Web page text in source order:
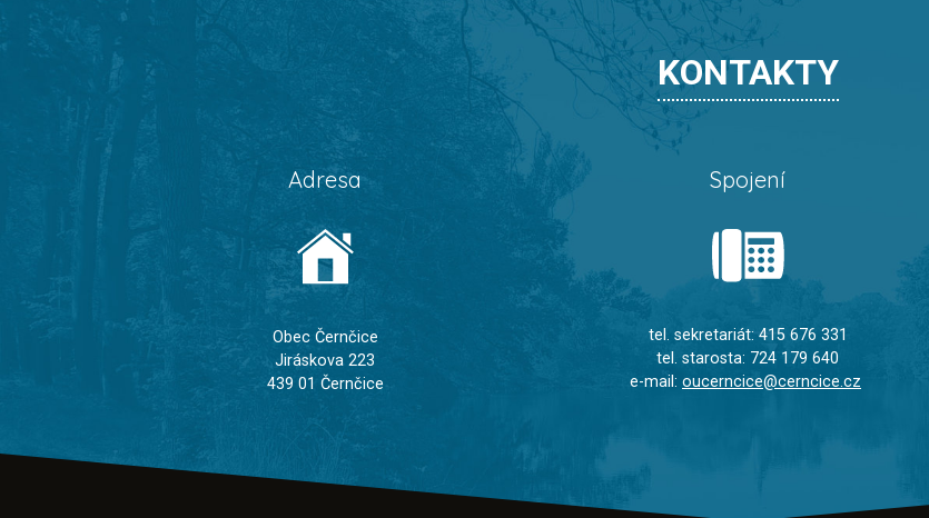
KONTAKTY
Adresa
Obec Černčice
Jiráskova 223
439 01 Černčice
Spojení
tel. sekretariát: 415 676 331
tel. starosta: 724 179 640
e-mail: oucerncice@cerncice.cz